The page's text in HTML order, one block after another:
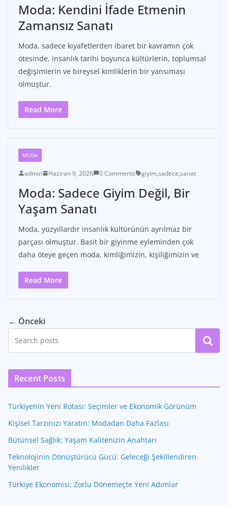
Moda: Kendini İfade Etmenin
Zamansız Sanatı
Moda, sadece kıyafetlerden ibaret bir kavramın çok
ötesinde, insanlık tarihi boyunca kültürlerin, toplumsal
değişimlerin ve bireysel kimliklerin bir yansıması
olmuştur.
Read More
MODA
admin Haziran 9, 2026 0 Comments giyim,sadece,sanat
Moda: Sadece Giyim Değil, Bir
Yaşam Sanatı
Moda, yüzyıllardır insanlık kültürünün ayrılmaz bir
parçası olmuştur. Basit bir giyinme eyleminden çok
daha öteye geçen moda, kimliğimizin, kişiliğimizin ve
Read More
← Önceki
Ara
Recent Posts
Türkiyenin Yeni Rotası: Seçimler ve Ekonomik Görünüm
Kişisel Tarzınızı Yaratın: Modadan Daha Fazlası
Bütünsel Sağlık: Yaşam Kalitenizin Anahtarı
Teknolojinin Dönüştürücü Gücü: Geleceği Şekillendiren
Yenilikler
Türkiye Ekonomisi: Zorlu Dönemeçte Yeni Adımlar